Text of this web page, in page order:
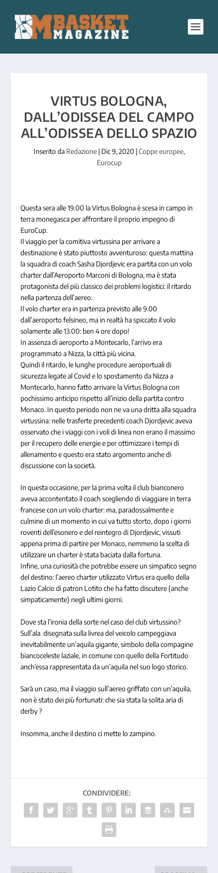
VIRTUS BOLOGNA,
DALL’ODISSEA DEL CAMPO
ALL’ODISSEA DELLO SPAZIO
Inserito da Redazione| Dic 9, 2020 |Coppe europee,
Eurocup
Questa sera alle 19.00 la Virtus Bologna è scesa in campo in
terra monegasca per affrontare il proprio impegno di
EuroCup.
Il viaggio per la comitiva virtussina per arrivare a
destinazione è stato piuttosto avventuroso: questa mattina
la squadra di coach Sasha Djordjevic era partita con un volo
charter dall’Aeroporto Marconi di Bologna, ma è stata
protagonista del più classico dei problemi logistici: il ritardo
nella partenza dell’aereo.
Il volo charter era in partenza previsto alle 9.00
dall’aeroporto felsineo, ma in realtà ha spiccato il volo
solamente alle 13.00: ben 4 ore dopo!
In assenza di aeroporto a Montecarlo, l’arrivo era
programmato a Nizza, la città più vicina.
Quindi il ritardo, le lunghe procedure aeroportuali di
sicurezza legate al Covid e lo spostamento da Nizza a
Montecarlo, hanno fatto arrivare la Virtus Bologna con
pochissimo anticipo rispetto all’inizio della partita contro
Monaco. In questo periodo non ne va una dritta alla squadra
virtussina: nelle trasferte precedenti coach Djordjevic aveva
osservato che i viaggi con i voli di linea non erano il massimo
per il recupero delle energie e per ottimizzare i tempi di
allenamento e questo era stato argomento anche di
discussione con la società.
In questa occasione, per la prima volta il club bianconero
aveva accontentato il coach scegliendo di viaggiare in terra
francese con un volo charter: ma, paradossalmente e
culmine di un momento in cui va tutto storto, dopo i giorni
roventi dell’esonero e del reintegro di Djordjevic, vissuti
appena prima di partire per Monaco, nemmeno la scelta di
utilizzare un charter è stata baciata dalla fortuna.
Infine, una curiosità che potrebbe essere un simpatico segno
del destino: l’aereo charter utilizzato Virtus era quello della
Lazio Calcio di patron Lotito che ha fatto discutere (anche
simpaticamente) negli ultimi giorni.
Dove sta l’ironia della sorte nel caso del club virtussino?
Sull’ala disegnata sulla livrea del veicolo campeggiava
inevitabilmente un’aquila gigante, simbolo della compagine
biancoceleste laziale, in comune con quello della Fortitudo
anch’essa rappresentata da un’aquila nel suo logo storico.
Sarà un caso, ma il viaggio sull’aereo griffato con un’aquila,
non è stato dei più fortunati: che sia stata la solita aria di
derby ?
Insomma, anche il destino ci mette lo zampino.
CONDIVIDERE: